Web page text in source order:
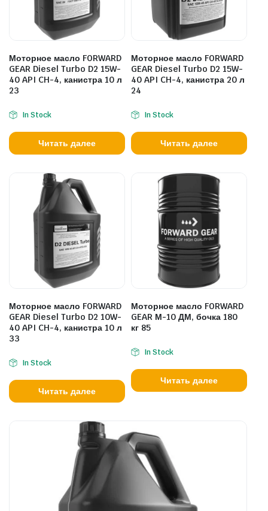
Моторное масло FORWARD
GEAR Diesel Turbo D2 15W-
40 API CH-4, канистра 10 л
23
In Stock
Читать далее
Моторное масло FORWARD
GEAR Diesel Turbo D2 15W-
40 API CH-4, канистра 20 л
24
In Stock
Читать далее
Моторное масло FORWARD
GEAR Diesel Turbo D2 10W-
40 API CH-4, канистра 10 л
33
In Stock
Читать далее
Моторное масло FORWARD
GEAR М-10 ДМ, бочка 180
кг 85
In Stock
Читать далее